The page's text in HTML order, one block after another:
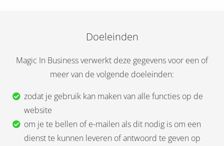
Doeleinden
Magic In Business verwerkt deze gegevens voor een of
meer van de volgende doeleinden:
zodat je gebruik kan maken van alle functies op de
website
om je te bellen of e-mailen als dit nodig is om een
dienst te kunnen leveren of antwoord te geven op